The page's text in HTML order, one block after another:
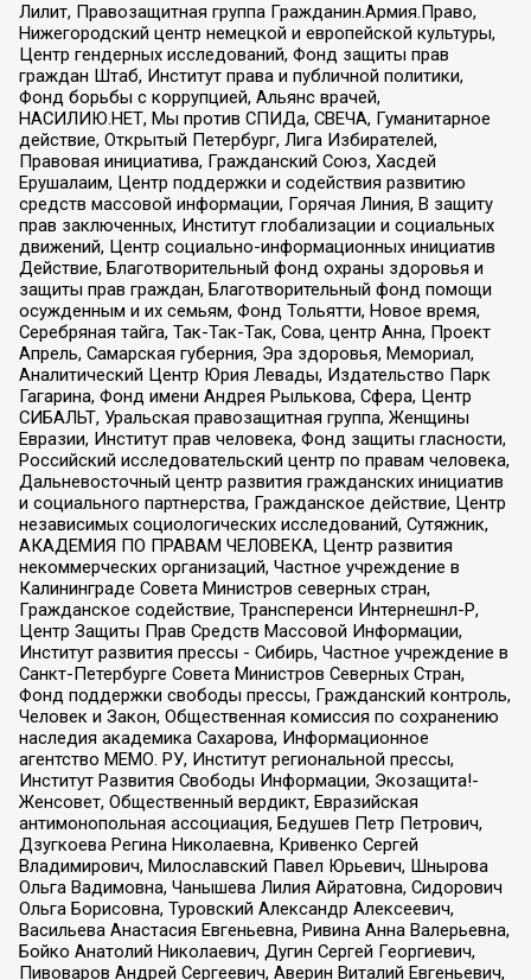
Лилит, Правозащитная группа Гражданин.Армия.Право,
Нижегородский центр немецкой и европейской культуры,
Центр гендерных исследований, Фонд защиты прав
граждан Штаб, Институт права и публичной политики,
Фонд борьбы с коррупцией, Альянс врачей,
НАСИЛИЮ.НЕТ, Мы против СПИДа, СВЕЧА, Гуманитарное
действие, Открытый Петербург, Лига Избирателей,
Правовая инициатива, Гражданский Союз, Хасдей
Ерушалаим, Центр поддержки и содействия развитию
средств массовой информации, Горячая Линия, В защиту
прав заключенных, Институт глобализации и социальных
движений, Центр социально-информационных инициатив
Действие, Благотворительный фонд охраны здоровья и
защиты прав граждан, Благотворительный фонд помощи
осужденным и их семьям, Фонд Тольятти, Новое время,
Серебряная тайга, Так-Так-Так, Сова, центр Анна, Проект
Апрель, Самарская губерния, Эра здоровья, Мемориал,
Аналитический Центр Юрия Левады, Издательство Парк
Гагарина, Фонд имени Андрея Рылькова, Сфера, Центр
СИБАЛЬТ, Уральская правозащитная группа, Женщины
Евразии, Институт прав человека, Фонд защиты гласности,
Российский исследовательский центр по правам человека,
Дальневосточный центр развития гражданских инициатив
и социального партнерства, Гражданское действие, Центр
независимых социологических исследований, Сутяжник,
АКАДЕМИЯ ПО ПРАВАМ ЧЕЛОВЕКА, Центр развития
некоммерческих организаций, Частное учреждение в
Калининграде Совета Министров северных стран,
Гражданское содействие, Трансперенси Интернешнл-Р,
Центр Защиты Прав Средств Массовой Информации,
Институт развития прессы - Сибирь, Частное учреждение в
Санкт-Петербурге Совета Министров Северных Стран,
Фонд поддержки свободы прессы, Гражданский контроль,
Человек и Закон, Общественная комиссия по сохранению
наследия академика Сахарова, Информационное
агентство МЕМО. РУ, Институт региональной прессы,
Институт Развития Свободы Информации, Экозащита!-
Женсовет, Общественный вердикт, Евразийская
антимонопольная ассоциация, Бедушев Петр Петрович,
Дзугкоева Регина Николаевна, Кривенко Сергей
Владимирович, Милославский Павел Юрьевич, Шнырова
Ольга Вадимовна, Чанышева Лилия Айратовна, Сидорович
Ольга Борисовна, Туровский Александр Алексеевич,
Васильева Анастасия Евгеньевна, Ривина Анна Валерьевна,
Бойко Анатолий Николаевич, Дугин Сергей Георгиевич,
Пивоваров Андрей Сергеевич, Аверин Виталий Евгеньевич,